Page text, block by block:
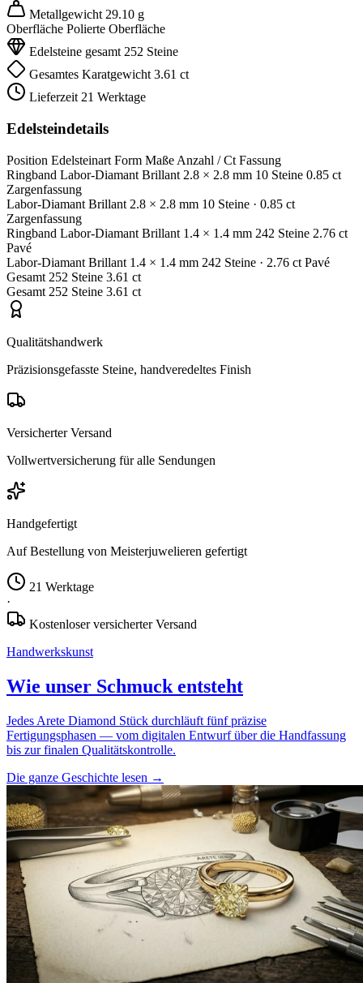
Metallgewicht 29.10 g
Oberfläche Polierte Oberfläche
Edelsteine gesamt 252 Steine
Gesamtes Karatgewicht 3.61 ct
Lieferzeit 21 Werktage
Edelsteindetails
Position Edelsteinart Form Maße Anzahl / Ct Fassung
Ringband Labor-Diamant Brillant 2.8 × 2.8 mm 10 Steine 0.85 ct
Zargenfassung
Labor-Diamant Brillant 2.8 × 2.8 mm 10 Steine · 0.85 ct
Zargenfassung
Ringband Labor-Diamant Brillant 1.4 × 1.4 mm 242 Steine 2.76 ct
Pavé
Labor-Diamant Brillant 1.4 × 1.4 mm 242 Steine · 2.76 ct Pavé
Gesamt 252 Steine 3.61 ct
Gesamt 252 Steine 3.61 ct
Qualitätshandwerk
Präzisionsgefasste Steine, handveredeltes Finish
Versicherter Versand
Vollwertversicherung für alle Sendungen
Handgefertigt
Auf Bestellung von Meisterjuwelieren gefertigt
21 Werktage
·
Kostenloser versicherter Versand
Handwerkskunst
Wie unser Schmuck entsteht
Jedes Arete Diamond Stück durchläuft fünf präzise
Fertigungsphasen — vom digitalen Entwurf über die Handfassung
bis zur finalen Qualitätskontrolle.
Die ganze Geschichte lesen →